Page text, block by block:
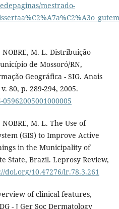
mestrado-
NOBRE, M. L. Distribuição
de Mossoró/RN,
Geográfica - SIG. Anais
80, p. 289-294, 2005.
M. L. The Use of
(GIS) to Improve Active
in the Municipality of
State, Brazil. Leprosy Review,
doi.org/10.47276/lr.78.3.261
of clinical features,
- J Ger Soc Dermatology